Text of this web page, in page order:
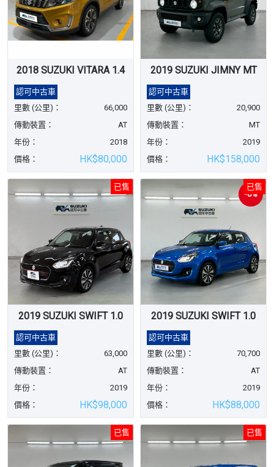
2018 SUZUKI VITARA 1.4
認可中古車
里數 (公里)：
66,000
傳動裝置：
AT
年份：
2018
價格：
HK$80,000
2019 SUZUKI JIMNY MT
認可中古車
里數 (公里)：
20,900
傳動裝置：
MT
年份：
2019
價格：
HK$158,000
2019 SUZUKI SWIFT 1.0
認可中古車
已售
里數 (公里)：
63,000
傳動裝置：
AT
年份：
2019
價格：
HK$98,000
-6%
2019 SUZUKI SWIFT 1.0
認可中古車
已售
里數 (公里)：
70,700
傳動裝置：
AT
年份：
2019
價格：
HK$88,000
已售 已售